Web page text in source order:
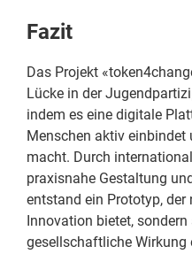
Fazit
Das Projekt
Lücke in der
indem es eine digitale
Menschen aktiv
macht. Durch
praxisnahe Gestaltung
entstand ein Prototyp,
Innovation bietet,
gesellschaftliche Wirkung